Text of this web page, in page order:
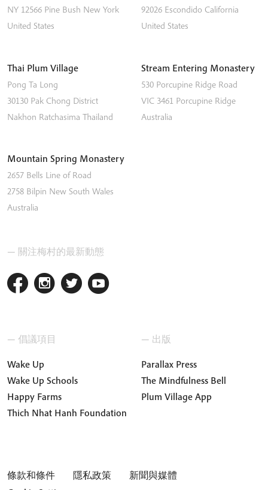
NY 12566 Pine Bush New York
United States
92026 Escondido California
United States
Thai Plum Village
Pong Ta Long
30130 Pak Chong District
Nakhon Ratchasima Thailand
Stream Entering Monastery
530 Porcupine Ridge Road
VIC 3461 Porcupine Ridge
Australia
Mountain Spring Monastery
2657 Bells Line of Road
2758 Bilpin New South Wales
Australia
— 關注梅村的最新動態
— 倡議項目
Wake Up
Wake Up Schools
Happy Farms
Thich Nhat Hanh Foundation
— 出版
Parallax Press
The Mindfulness Bell
Plum Village App
條款和條件 隱私政策
新聞與媒體